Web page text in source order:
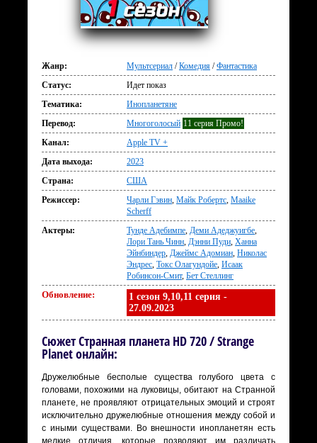
Жанр: Мультсериал /Комедия /Фантастика
Статус:
Идет показ
Тематика:
Инопланетяне
Перевод:
Многоголосый 11 серия Промо!
Канал:
Apple TV +
Дата выхода:
2023
Страна:
США
Режиссер:
Чарли Гэвин, Майк Робертс, Maaike
Scherff
Актеры:
Тунде Адебимпе, Деми Адеджуигбе,
Лори Тань Чинн, Дэнни Пуди, Ханна
Эйнбиндер, Джеймс Адомиан, Николас
Эндрес, Токс Олагундойе, Исаак
Робинсон-Смит, Бет Стеллинг
Обновление:
1 сезон 9,10,11 серия -
27.09.2023
Сюжет Странная планета HD 720 / Strange
Planet онлайн:
Дружелюбные бесполые существа голубого цвета с
головами, похожими на луковицы, обитают на Странной
планете, не проявляют отрицательных эмоций и строят
исключительно дружелюбные отношения между собой и
с иными существами. Во внешности инопланетян есть